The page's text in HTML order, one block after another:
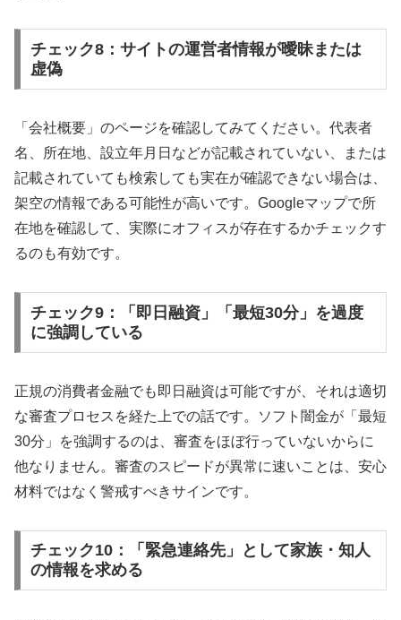
チェック8：サイトの運営者情報が曖昧または
虚偽
「会社概要」のページを確認してみてください。代表者
名、所在地、設立年月日などが記載されていない、または
記載されていても検索しても実在が確認できない場合は、
架空の情報である可能性が高いです。Googleマップで所
在地を確認して、実際にオフィスが存在するかチェックす
るのも有効です。
チェック9：「即日融資」「最短30分」を過度
に強調している
正規の消費者金融でも即日融資は可能ですが、それは適切
な審査プロセスを経た上での話です。ソフト闇金が「最短
30分」を強調するのは、審査をほぼ行っていないからに
他なりません。審査のスピードが異常に速いことは、安心
材料ではなく警戒すべきサインです。
チェック10：「緊急連絡先」として家族・知人
の情報を求める